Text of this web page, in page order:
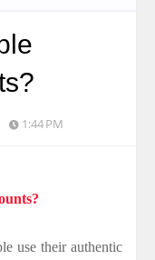
1:44 PM
use their authentic